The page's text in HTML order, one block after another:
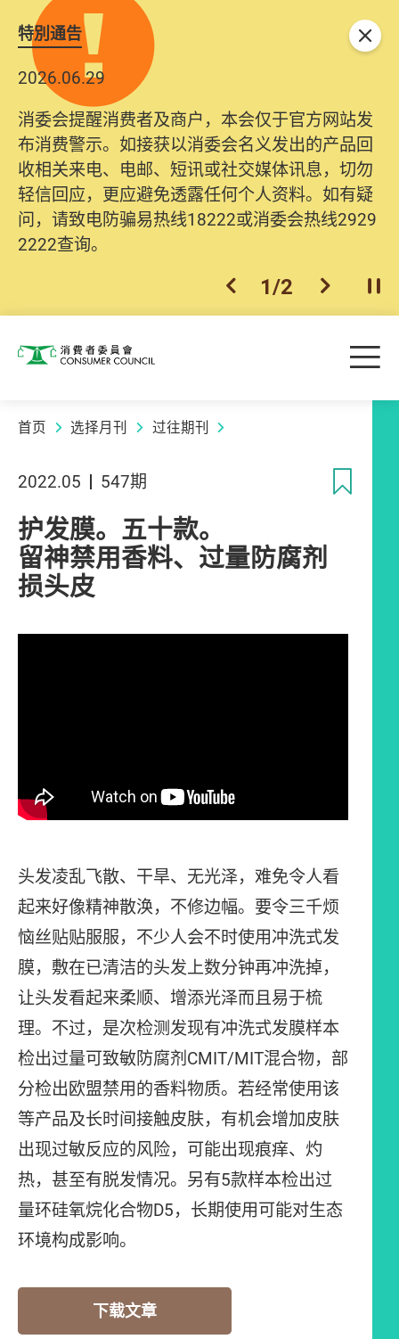
特別通告
2026.06.29
消委会提醒消费者及商户，本会仅于官方网站发
布消费警示。如接获以消委会名义发出的产品回
收相关来电、电邮、短讯或社交媒体讯息，切勿
轻信回应，更应避免透露任何个人资料。如有疑
问，请致电防骗易热线18222或消委会热线2929
2222查询。
上一个
1/2 下一个开
关闭
消费者委员会 目
首页 选择月刊 过往期刊
2022.05 547期
护发膜。五十款。
留神禁用香料、过量防腐剂
损头皮
头发凌乱飞散、干旱、无光泽，难免令人看
起来好像精神散涣，不修边幅。要令三千烦
恼丝贴贴服服，不少人会不时使用冲洗式发
膜，敷在已清洁的头发上数分钟再冲洗掉，
让头发看起来柔顺、增添光泽而且易于梳
理。不过，是次检测发现有冲洗式发膜样本
检出过量可致敏防腐剂CMIT/MIT混合物，部
分检出欧盟禁用的香料物质。若经常使用该
等产品及长时间接触皮肤，有机会增加皮肤
出现过敏反应的风险，可能出现痕痒、灼
热，甚至有脱发情况。另有5款样本检出过
量环硅氧烷化合物D5，长期使用可能对生态
环境构成影响。
下载文章